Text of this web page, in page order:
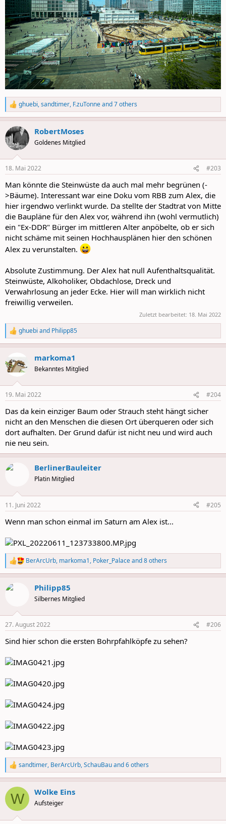
R
e
a
c
t
i
s
ghuebi,sandtimer, F.zuTonneand 7 others
RobertMoses
Goldenes Mitglied
18. Mai 2022 #203
Man könnte die Steinwüste da auch mal mehr begrünen (-
>Bäume). Interessant war eine Doku vom RBB zum Alex, die
hier irgendwo verlinkt wurde. Da stellte der Stadtrat von Mitte
die Baupläne für den Alex vor, während ihn (wohl vermutlich)
ein "Ex-DDR" Bürger im mittleren Alter anpöbelte, ob er sich
nicht schäme mit seinen Hochhausplänen hier den schönen
Alex zu verunstalten.
Absolute Zustimmung. Der Alex hat null Aufenthaltsqualität.
Steinwüste, Alkoholiker, Obdachlose, Dreck und
Verwahrlosung an jeder Ecke. Hier will man wirklich nicht
freiwillig verweilen.
Zuletzt bearbeitet: 18. Mai 2022
R
e
a
c
t
i
s
ghuebi and Philipp85
markoma1
Bekanntes Mitglied
19. Mai 2022 #204
Das da kein einziger Baum oder Strauch steht hängt sicher
nicht an den Menschen die diesen Ort überqueren oder sich
dort aufhalten. Der Grund dafür ist nicht neu und wird auch
nie neu sein.
BerlinerBauleiter
Platin Mitglied
11. Juni 2022 #205
Wenn man schon einmal im Saturn am Alex ist...
R
e
a
c
s
BerArcUrb, markoma1, Poker_Palaceand 8 others
Philipp85
Silbernes Mitglied
27. August 2022 #206
Sind hier schon die ersten Bohrpfahlköpfe zu sehen?
R
e
a
c
i
sandtimer, BerArcUrb,SchauBauand 6 others
W Wolke Eins
Aufsteiger